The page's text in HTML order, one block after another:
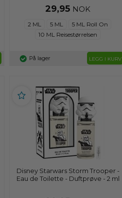
29,95 NOK
2 ML 5 ML
5 ML Roll On
10 ML Reisestørrelsen
På lager LEGG I KURV
Disney Starwars Storm Trooper -
Eau de Toilette - Duftprøve - 2 ml